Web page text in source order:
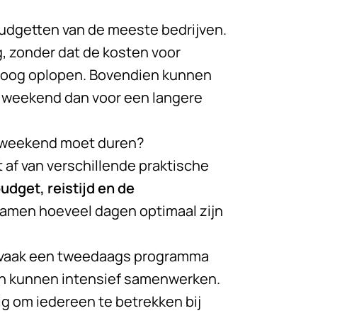
van de meeste bedrijven.
zonder dat de kosten voor
oplopen. Bovendien kunnen
dan voor een langere
moet duren?
van verschillende praktische
reistijd en de
hoeveel dagen optimaal zijn
een tweedaags programma
kunnen intensief samenwerken.
om iedereen te betrekken bij